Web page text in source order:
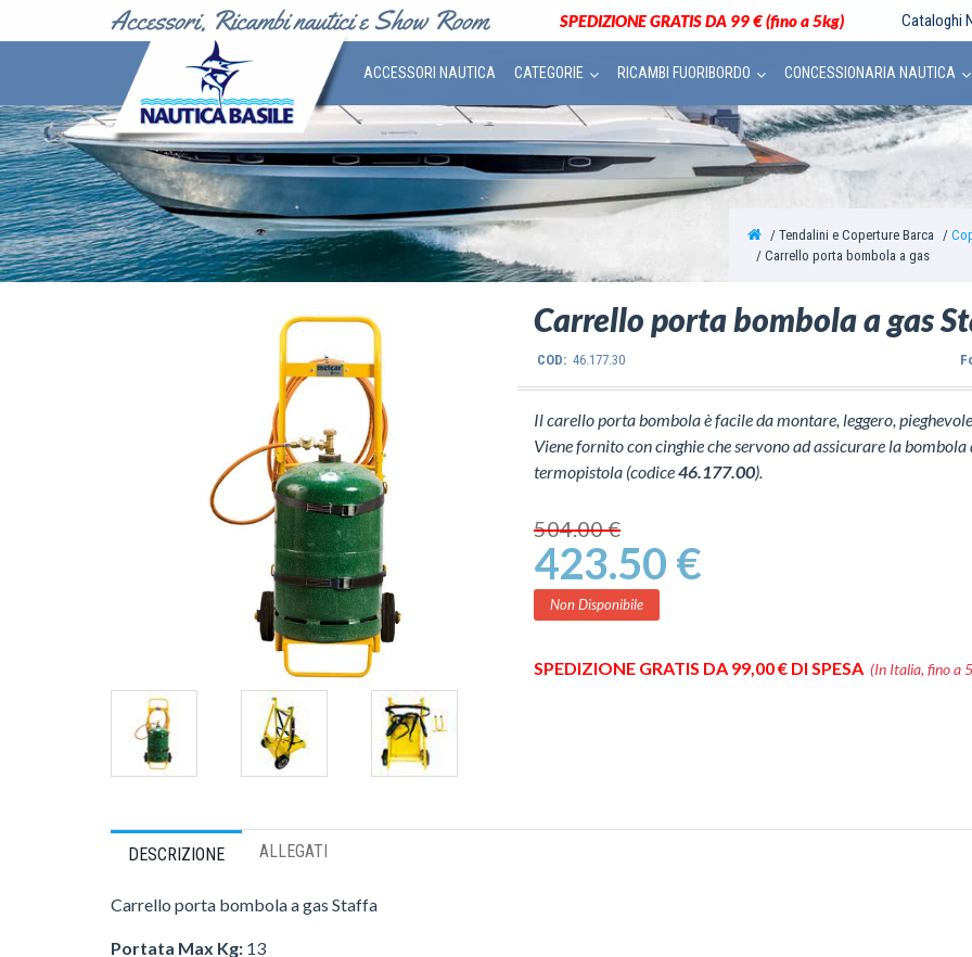
SPEDIZIONE GRATIS DA 99 € (fino a 5kg) Cataloghi
ACCESSORI NAUTICA CATEGORIE RICAMBI FUORIBORDO CONCESSIONARIA NAUTICA
Tendalini e Coperture Barca
Carrello porta bombola a gas
Carrello porta bombola a gas
COD: 46.177.30
Il carello porta bombola è facile da montare, leggero,
Viene fornito con cinghie che servono ad assicurare la
termopistola (codice46.177.00).
504.00 €
423.50 €
Non Disponibile
SPEDIZIONE GRATIS DA 99,00 € DI SPESA (In Italia, fino a
DESCRIZIONE ALLEGATI
Carrello porta bombola a gas Staffa
Portata Max Kg: 13